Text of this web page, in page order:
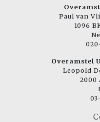
Paul van
1096
Overamstel
Leopold
2000